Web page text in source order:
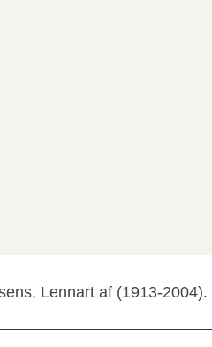
Lennart af (1913-2004).